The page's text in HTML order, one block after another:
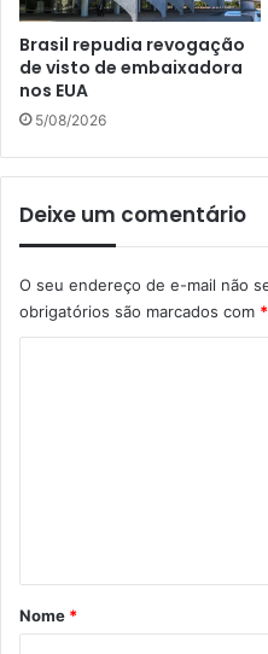
Brasil repudia revogação
de visto de embaixadora
nos EUA
5/08/2026
Deixe um comentário
O seu endereço de e-mail não
obrigatórios são marcados com *
rNome *